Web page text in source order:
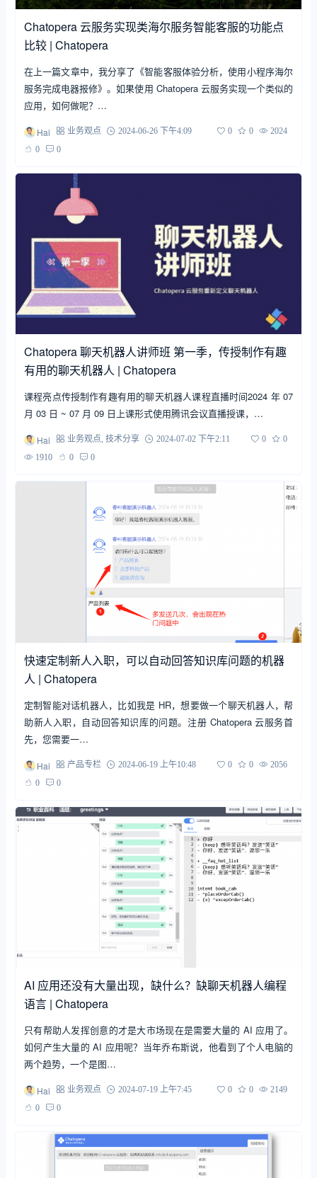
Chatopera 云服务实现类海尔服务智能客服的功能点
比较 | Chatopera
在上一篇文章中，我分享了《智能客服体验分析，使用小程序海尔
服务完成电器报修》。如果使用 Chatopera 云服务实现一个类似的
应用，如何做呢？…
Hai 业务观点 2024-06-26 下午4:09 0 0
2024
0
0
Chatopera 聊天机器人讲师班 第一季，传授制作有趣
有用的聊天机器人 | Chatopera
课程亮点传授制作有趣有用的聊天机器人课程直播时间2024 年 07
月 03 日 ~ 07 月 09 日上课形式使用腾讯会议直播授课，…
Hai 业务观点 技术分享 2024-07-02 下午2:11 0
0
1910
0 0
快速定制新人入职，可以自动回答知识库问题的机器
人 | Chatopera
定制智能对话机器人，比如我是 HR，想要做一个聊天机器人，帮
助新人入职，自动回答知识库的问题。注册 Chatopera 云服务首
先，您需要一…
Hai 产品专栏 2024-06-19 上午10:48 0 0
2056
0
0
AI 应用还没有大量出现，缺什么？缺聊天机器人编程
语言 | Chatopera
只有帮助人发挥创意的才是大市场现在是需要大量的 AI 应用了。
如何产生大量的 AI 应用呢？当年乔布斯说，他看到了个人电脑的
两个趋势，一个是图…
Hai 业务观点 2024-07-19 上午7:45 0 0
2149
0
0